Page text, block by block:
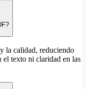
la calidad, reduciendo
el texto ni claridad en las